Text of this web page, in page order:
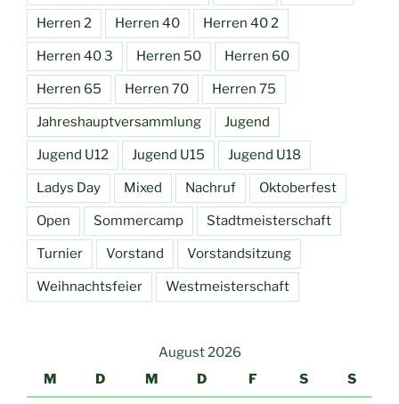
Herren 2 Herren 40 Herren 40 2
Herren 40 3 Herren 50 Herren 60
Herren 65 Herren 70 Herren 75
Jahreshauptversammlung Jugend
Jugend U12 Jugend U15 Jugend U18
Ladys Day Mixed Nachruf Oktoberfest
Open Sommercamp Stadtmeisterschaft
Turnier Vorstand Vorstandsitzung
Weihnachtsfeier Westmeisterschaft
August 2026
M
D M D F S S